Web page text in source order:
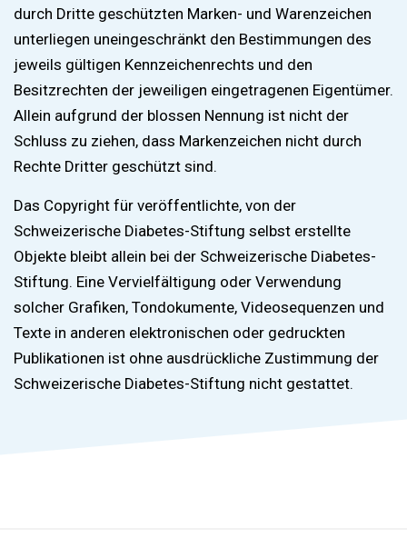
durch Dritte geschützten Marken- und Warenzeichen
unterliegen uneingeschränkt den Bestimmungen des
jeweils gültigen Kennzeichenrechts und den
Besitzrechten der jeweiligen eingetragenen Eigentümer.
Allein aufgrund der blossen Nennung ist nicht der
Schluss zu ziehen, dass Markenzeichen nicht durch
Rechte Dritter geschützt sind.
Das Copyright für veröffentlichte, von der
Schweizerische Diabetes-Stiftung selbst erstellte
Objekte bleibt allein bei der Schweizerische Diabetes-
Stiftung. Eine Vervielfältigung oder Verwendung
solcher Grafiken, Tondokumente, Videosequenzen und
Texte in anderen elektronischen oder gedruckten
Publikationen ist ohne ausdrückliche Zustimmung der
Schweizerische Diabetes-Stiftung nicht gestattet.